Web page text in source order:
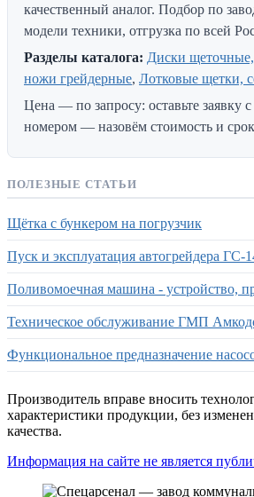
качественный аналог. Подбор по
модели техники, отгрузка по всей
Разделы каталога: Диски
ножи грейдерные, Лотковые щетки,
Цена — по запросу: оставьте заявку
номером — назовём стоимость и
ПОЛЕЗНЫЕ СТАТЬИ
Щётка с бункером на погрузчик
Пуск и эксплуатация автогрейдера ГС-
Поливомоечная машина - устройство,
Техническое обслуживание ГМП
Функциональное предназначение
Производитель вправе вносить
характеристики продукции, без
качества.
Информация на сайте не является